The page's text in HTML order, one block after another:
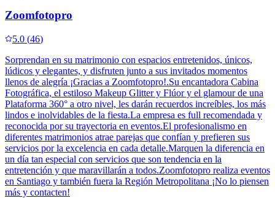
Zoomfotopro
5.0 (46)
Sorprendan en su matrimonio con espacios entretenidos, únicos,
lúdicos y elegantes, y disfruten junto a sus invitados momentos
llenos de alegría ¡Gracias a Zoomfotopro!.Su encantadora Cabina
Fotográfica, el estiloso Makeup Glitter y Flúor y el glamour de una
Plataforma 360° a otro nivel, les darán recuerdos increíbles, los más
lindos e inolvidables de la fiesta.La empresa es full recomendada y
reconocida por su trayectoria en eventos.El profesionalismo en
diferentes matrimonios atrae parejas que confían y prefieren sus
servicios por la excelencia en cada detalle.Marquen la diferencia en
un día tan especial con servicios que son tendencia en la
entretención y que maravillarán a todos.Zoomfotopro realiza eventos
en Santiago y también fuera la Región Metropolitana ¡No lo piensen
más y contacten!